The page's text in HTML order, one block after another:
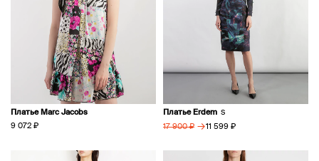
Платье Marc Jacobs
9 072 ₽
Платье Erdem S
17 900 ₽ → 11 599 ₽